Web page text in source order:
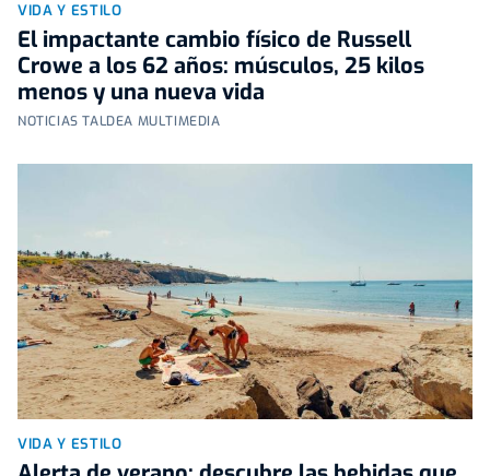
VIDA Y ESTILO
El impactante cambio físico de Russell
Crowe a los 62 años: músculos, 25 kilos
menos y una nueva vida
NOTICIAS TALDEA MULTIMEDIA
VIDA Y ESTILO